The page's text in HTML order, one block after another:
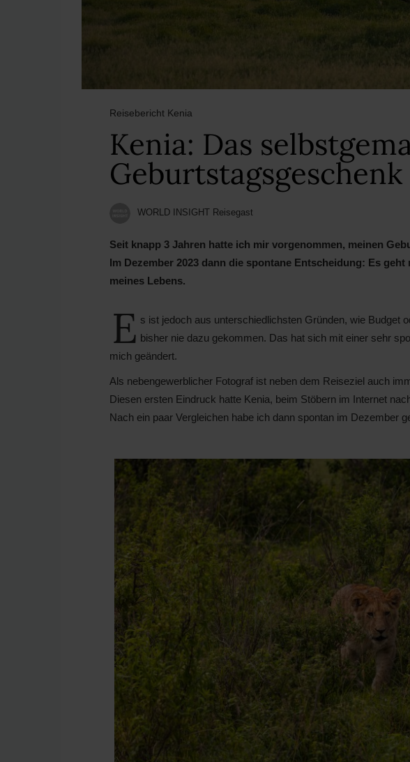
Reisebericht Kenia
Kenia: Das
Geburtstagsgeschenk
WORLD INSIGHT Reisegast
Seit knapp 3 Jahren hatte ich mir vorgenommen, meinen
Im Dezember 2023 dann die spontane Entscheidung: Es
meines Lebens.
E s ist jedoch aus unterschiedlichsten Gründen, wie Budget
bisher nie dazu gekommen. Das hat sich mit einer sehr
mich geändert.
Als nebengewerblicher Fotograf ist neben dem Reiseziel auch
Diesen ersten Eindruck hatte Kenia, beim Stöbern im Internet
Nach ein paar Vergleichen habe ich dann spontan im Dezember